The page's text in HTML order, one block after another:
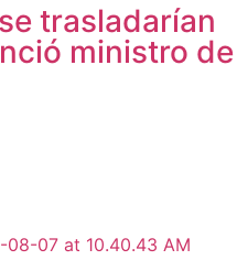
trasladarían
ministro de